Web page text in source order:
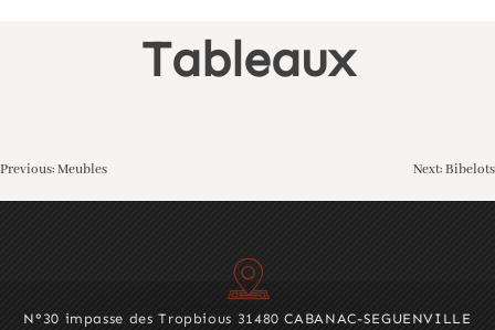
Tableaux
Navigation
Previous: Meubles Next: Bibelots
N°30 impasse des Tropbious 31480 CABANAC-SEGUENVILLE